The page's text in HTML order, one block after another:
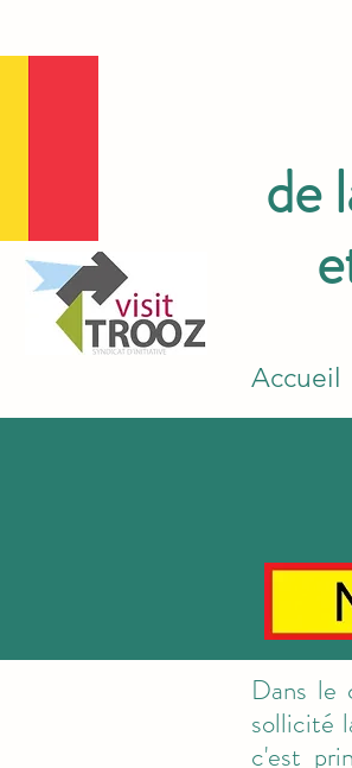
de
Accueil
Dans le
sollicité
c'est